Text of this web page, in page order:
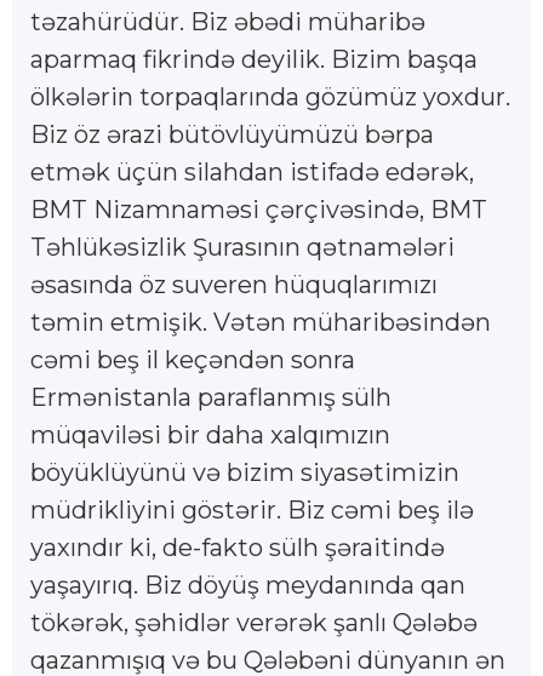
təzahürüdür. Biz əbədi müharibə
aparmaq fikrində deyilik. Bizim başqa
ölkələrin torpaqlarında gözümüz yoxdur.
Biz öz ərazi bütövlüyümüzü bərpa
etmək üçün silahdan istifadə edərək,
BMT Nizamnaməsi çərçivəsində, BMT
Təhlükəsizlik Şurasının qətnamələri
əsasında öz suveren hüquqlarımızı
təmin etmişik. Vətən müharibəsindən
cəmi beş il keçəndən sonra
Ermənistanla paraflanmış sülh
müqaviləsi bir daha xalqımızın
böyüklüyünü və bizim siyasətimizin
müdrikliyini göstərir. Biz cəmi beş ilə
yaxındır ki, de-fakto sülh şəraitində
yaşayırıq. Biz döyüş meydanında qan
tökərək, şəhidlər verərək şanlı Qələbə
qazanmışıq və bu Qələbəni dünyanın ən